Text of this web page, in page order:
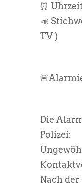
⏰
📣
TV )
Die
Polizei:
Nach